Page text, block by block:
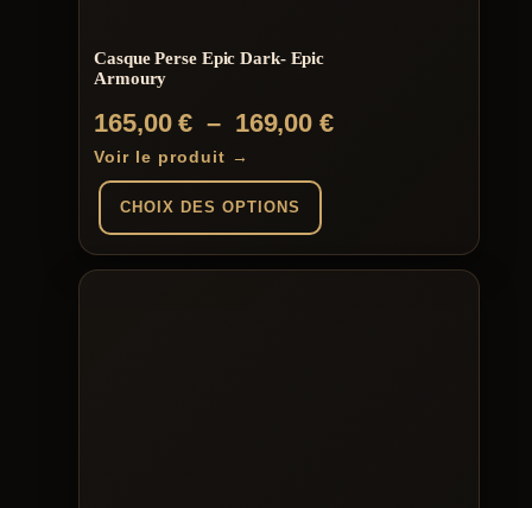
page
Casque Perse Epic Dark- Epic
Armoury
165,00€ – 169,00€Plage
à
Voir le produit →
CHOIX DES OPTIONS
produit